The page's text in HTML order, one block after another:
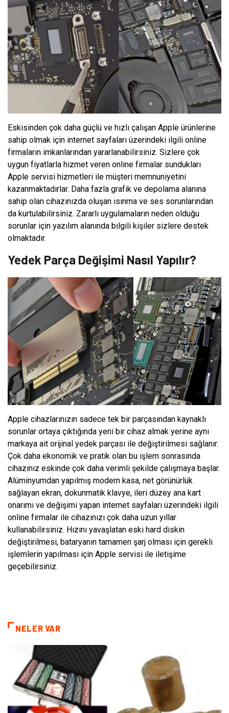
Eskisinden çok daha güçlü ve hızlı çalışan Apple ürünlerine
sahip olmak için internet sayfaları üzerindeki ilgili online
firmaların imkanlarından yararlanabilirsiniz. Sizlere çok
uygun fiyatlarla hizmet veren online firmalar sundukları
Apple servisi hizmetleri ile müşteri memnuniyetini
kazanmaktadırlar. Daha fazla grafik ve depolama alanına
sahip olan cihazınızda oluşan ısınma ve ses sorunlarından
da kurtulabilirsiniz. Zararlı uygulamaların neden olduğu
sorunlar için yazılım alanında bilgili kişiler sizlere destek
olmaktadır.
Yedek Parça Değişimi Nasıl Yapılır?
Apple cihazlarınızın sadece tek bir parçasından kaynaklı
sorunlar ortaya çıktığında yeni bir cihaz almak yerine aynı
markaya ait orijinal yedek parçası ile değiştirilmesi sağlanır.
Çok daha ekonomik ve pratik olan bu işlem sonrasında
cihazınız eskinde çok daha verimli şekilde çalışmaya başlar.
Alüminyumdan yapılmış modern kasa, net görünürlük
sağlayan ekran, dokunmatik klavye, ileri düzey ana kart
onarımı ve değişimi yapan internet sayfaları üzerindeki ilgili
online firmalar ile cihazınızı çok daha uzun yıllar
kullanabilirsiniz. Hızını yavaşlatan eski hard diskin
değiştirilmesi, bataryanın tamamen şarj olması için gerekli
işlemlerin yapılması için Apple servisi ile iletişime
geçebilirsiniz.
NELER VAR